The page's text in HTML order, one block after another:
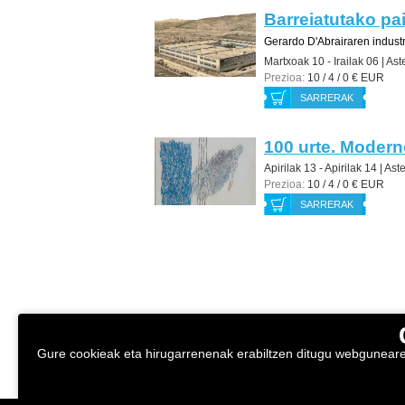
Barreiatutako
Gerardo D'Abrairaren
Martxoak 10 - Irailak 06 |
Prezioa: 10 / 4 / 0 € EUR
SARRERAK
100 urte.
Apirilak 13 - Apirilak 14 |
Prezioa: 10 / 4 / 0 € EUR
SARRERAK
Gure cookieak eta hirugarrenenak erabiltzen ditugu